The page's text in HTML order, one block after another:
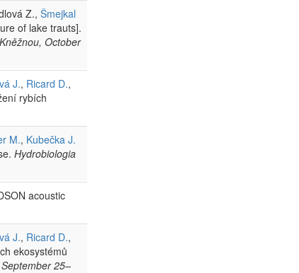
Z., Šmejkal
of lake trauts].
October
J., Ricard D.,
rybích
M., Kubečka J.
Hydrobiologia
acoustic
J., Ricard D.,
ekosystémů
25–